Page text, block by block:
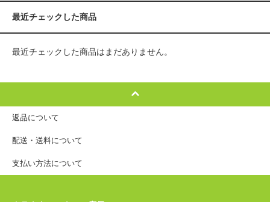
最近チェックした商品
最近チェックした商品はまだありません。
返品について
配送・送料について
支払い方法について